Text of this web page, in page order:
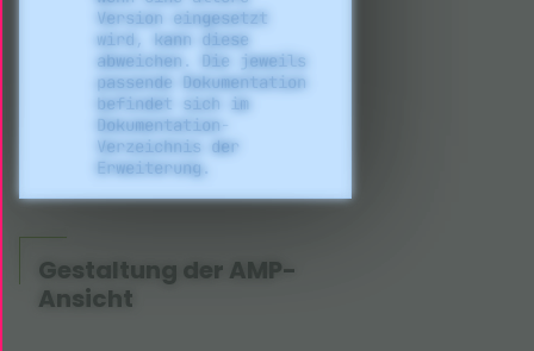
Version eingesetzt
wird, kann diese
abweichen. Die jeweils
passende Dokumentation
befindet sich im
Dokumentation-
Verzeichnis der
Erweiterung.
Gestaltung der AMP-
Ansicht